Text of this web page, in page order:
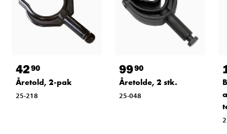
4290
Åretold, 2-pak
25-218
9990
Åretolde, 2 stk.
25-048